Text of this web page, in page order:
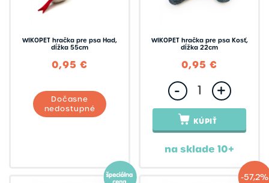
WIKOPET hračka pre psa Had,
dĺžka 55cm
0,95 €
Dočasne
nedostupné
WIKOPET hračka pre psa Kosť,
dĺžka 22cm
0,95 €
- +
KÚPIŤ
na sklade 10+
-57,2%